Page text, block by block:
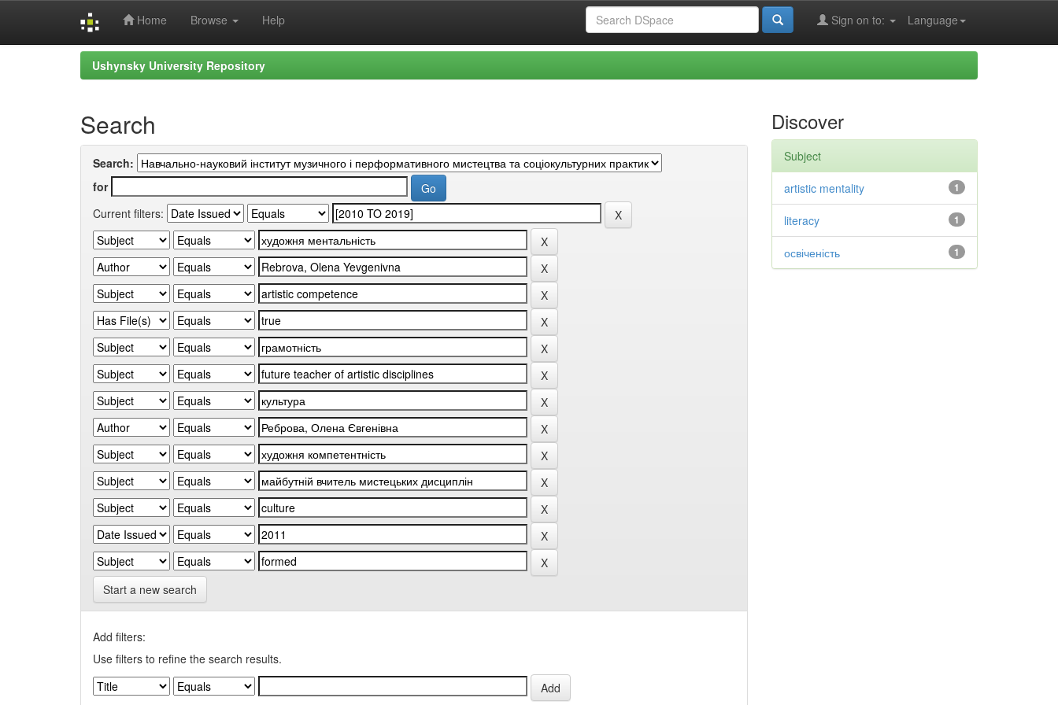
Home Browse Help Language
Sign on to:
Ushynsky University Repository
Search
Search:
for
Current filters:
Start a new search
Add filters:
Use filters to refine the search results.
Discover
Subject
1
artistic mentality
1
literacy
1
освіченість